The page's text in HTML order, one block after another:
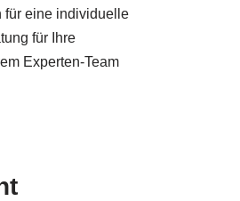
für eine individuelle
für Ihre
Experten-Team